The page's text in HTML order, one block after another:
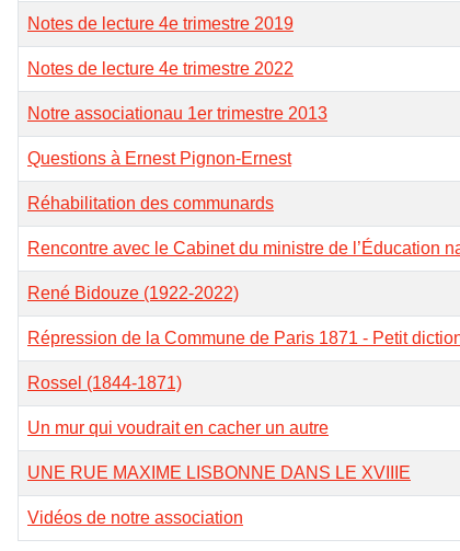
Notes de lecture 4e trimestre 2019
Notes de lecture 4e trimestre 2022
Notre associationau 1er trimestre 2013
Questions à Ernest Pignon-Ernest
Réhabilitation des communards
Rencontre avec le Cabinet du ministre de l’Éducation
René Bidouze (1922-2022)
Répression de la Commune de Paris 1871 - Petit
Rossel (1844-1871)
Un mur qui voudrait en cacher un autre
UNE RUE MAXIME LISBONNE DANS LE XVIIIE
Vidéos de notre association